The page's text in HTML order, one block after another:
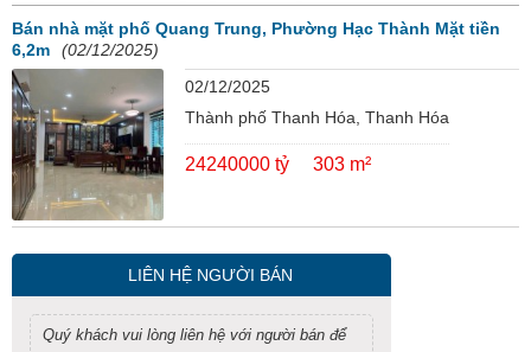
Bán nhà mặt phố Quang Trung, Phường Hạc Thành Mặt tiền
6,2m
(02/12/2025)
02/12/2025
Thành phố Thanh Hóa, Thanh Hóa
24240000 tỷ 303 m²
LIÊN HỆ NGƯỜI BÁN
Quý khách vui lòng liên hệ với người bán để